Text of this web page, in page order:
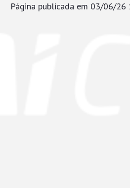
Página publicada em 03/06/26